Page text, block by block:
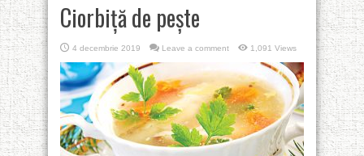
Ciorbiță de pește
4 decembrie 2019 Leave a comment 1,091 Views